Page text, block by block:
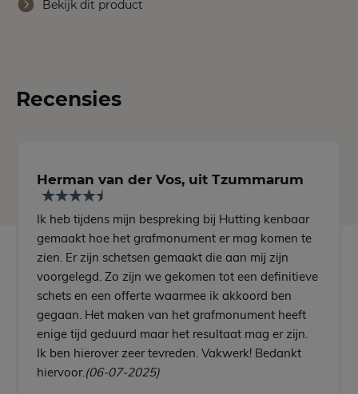
Bekijk dit product
Recensies
Herman van der Vos, uit Tzummarum
Ik heb tijdens mijn bespreking bij Hutting kenbaar
gemaakt hoe het grafmonument er mag komen te
zien. Er zijn schetsen gemaakt die aan mij zijn
voorgelegd. Zo zijn we gekomen tot een definitieve
schets en een offerte waarmee ik akkoord ben
gegaan. Het maken van het grafmonument heeft
enige tijd geduurd maar het resultaat mag er zijn.
Ik ben hierover zeer tevreden. Vakwerk! Bedankt
hiervoor.(06-07-2025)